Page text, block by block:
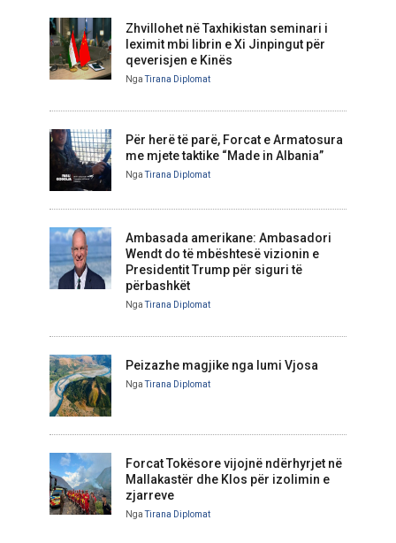
Zhvillohet në Taxhikistan seminari i
leximit mbi librin e Xi Jinpingut për
qeverisjen e Kinës
NgaTirana Diplomat
Për herë të parë, Forcat e Armatosura
me mjete taktike “Made in Albania”
NgaTirana Diplomat
Ambasada amerikane: Ambasadori
Wendt do të mbështesë vizionin e
Presidentit Trump për siguri të
përbashkët
NgaTirana Diplomat
Peizazhe magjike nga lumi Vjosa
NgaTirana Diplomat
Forcat Tokësore vijojnë ndërhyrjet në
Mallakastër dhe Klos për izolimin e
zjarreve
NgaTirana Diplomat